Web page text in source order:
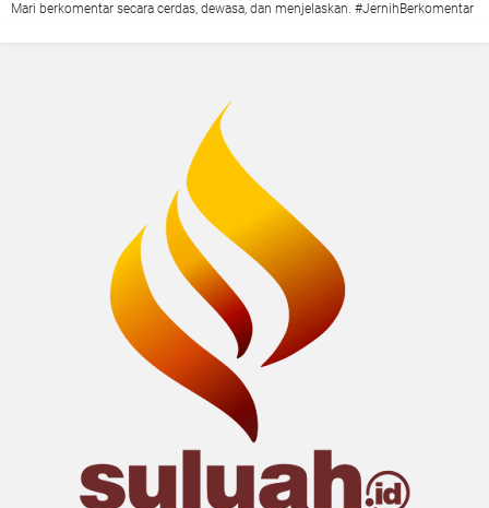
Mari berkomentar secara cerdas, dewasa, dan menjelaskan. #JernihBerkomentar